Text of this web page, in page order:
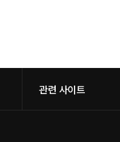
관련 사이트